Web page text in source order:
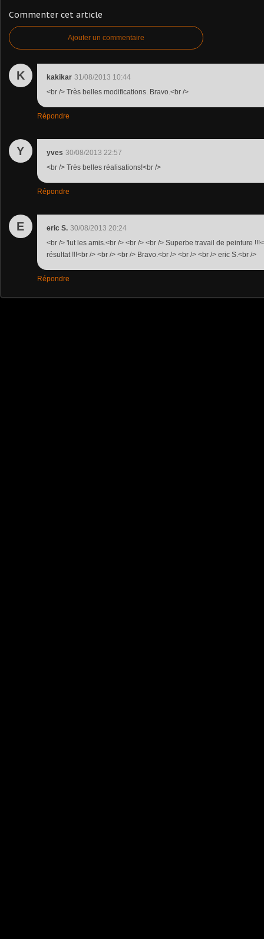
Commenter cet article
Ajouter un commentaire
K kakikar 31/08/2013 10:44
<br /> Très belles modifications. Bravo.<br />
Répondre
Y yves 30/08/2013 22:57
<br /> Très belles réalisations!<br />
Répondre
E eric S. 30/08/2013 20:24
<br /> 'lut les amis.<br /> <br /> <br /> Superbe travail de peinture
résultat !!!<br /> <br /> <br /> Bravo.<br /> <br /> <br /> eric S.<br />
Répondre